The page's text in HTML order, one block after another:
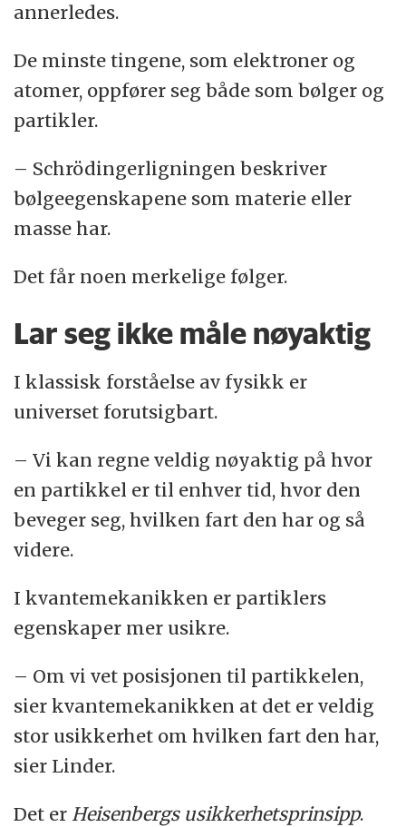
annerledes.
De minste tingene, som elektroner og
atomer, oppfører seg både som bølger og
partikler.
– Schrödingerligningen beskriver
bølgeegenskapene som materie eller
masse har.
Det får noen merkelige følger.
Lar seg ikke måle nøyaktig
I klassisk forståelse av fysikk er
universet forutsigbart.
– Vi kan regne veldig nøyaktig på hvor
en partikkel er til enhver tid, hvor den
beveger seg, hvilken fart den har og så
videre.
I kvantemekanikken er partiklers
egenskaper mer usikre.
– Om vi vet posisjonen til partikkelen,
sier kvantemekanikken at det er veldig
stor usikkerhet om hvilken fart den har,
sier Linder.
Det er Heisenbergs usikkerhetsprinsipp.